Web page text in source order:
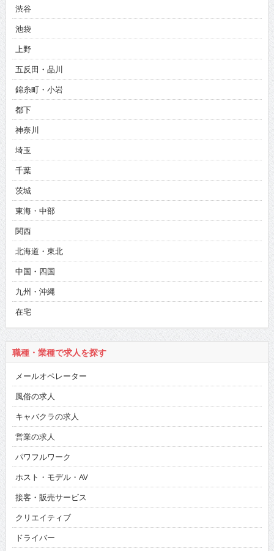
渋谷
池袋
上野
五反田・品川
錦糸町・小岩
都下
神奈川
埼玉
千葉
茨城
東海・中部
関西
北海道・東北
中国・四国
九州・沖縄
在宅
職種・業種で求人を探す
メールオペレーター
風俗の求人
キャバクラの求人
営業の求人
パワフルワーク
ホスト・モデル・AV
接客・販売サービス
クリエイティブ
ドライバー